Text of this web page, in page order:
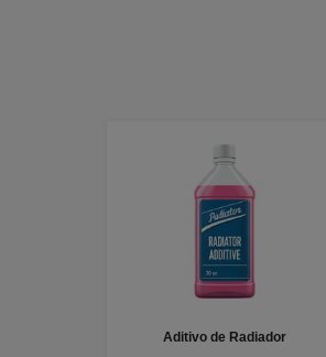
Aditivo de Radiador